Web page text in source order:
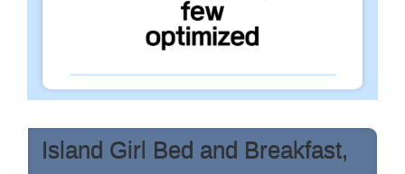
Island Girl Bed and Breakfast,